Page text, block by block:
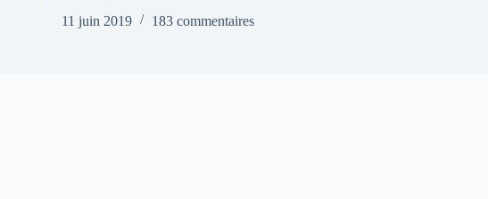
11 juin 2019
183 commentaires